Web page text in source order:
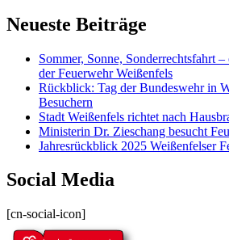
Neueste Beiträge
Sommer, Sonne, Sonderrechtsfahrt
der Feuerwehr Weißenfels
Rückblick: Tag der Bundeswehr in
Besuchern
Stadt Weißenfels richtet nach
Ministerin Dr. Zieschang besucht
Jahresrückblick 2025 Weißenfelser
Social Media
[cn-social-icon]